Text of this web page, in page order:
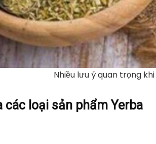
Nhiều lưu ý quan trọng
các loại sản phẩm Yerba